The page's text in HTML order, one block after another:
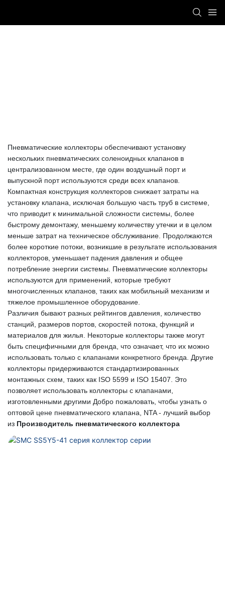
Пневматические коллекторы обеспечивают установку
нескольких пневматических соленоидных клапанов в
централизованном месте, где один воздушный порт и
выпускной порт используются среди всех клапанов.
Компактная конструкция коллекторов снижает затраты на
установку клапана, исключая большую часть труб в системе,
что приводит к минимальной сложности системы, более
быстрому демонтажу, меньшему количеству утечки и в целом
меньше затрат на техническое обслуживание. Продолжаются
более короткие потоки, возникшие в результате использования
коллекторов, уменьшает падения давления и общее
потребление энергии системы. Пневматические коллекторы
используются для применений, которые требуют
многочисленных клапанов, таких как мобильный механизм и
тяжелое промышленное оборудование.
Различия бывают разных рейтингов давления, количество
станций, размеров портов, скоростей потока, функций и
материалов для жилья. Некоторые коллекторы также могут
быть специфичными для бренда, что означает, что их можно
использовать только с клапанами конкретного бренда. Другие
коллекторы придерживаются стандартизированных
монтажных схем, таких как ISO 5599 и ISO 15407. Это
позволяет использовать коллекторы с клапанами,
изготовленными другими Добро пожаловать, чтобы узнать о
оптовой цене пневматического клапана, NTA - лучший выбор
из Производитель пневматического коллектора